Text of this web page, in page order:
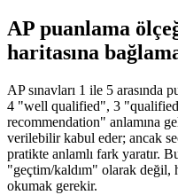
AP puanlama
haritasına
AP sınavları 1 ile 5 arasında
4 "well qualified", 3
recommendation" anlamına
verilebilir kabul eder; ancak
pratikte anlamlı fark yaratır.
"geçtim/kaldım" olarak değil,
okumak gerekir.